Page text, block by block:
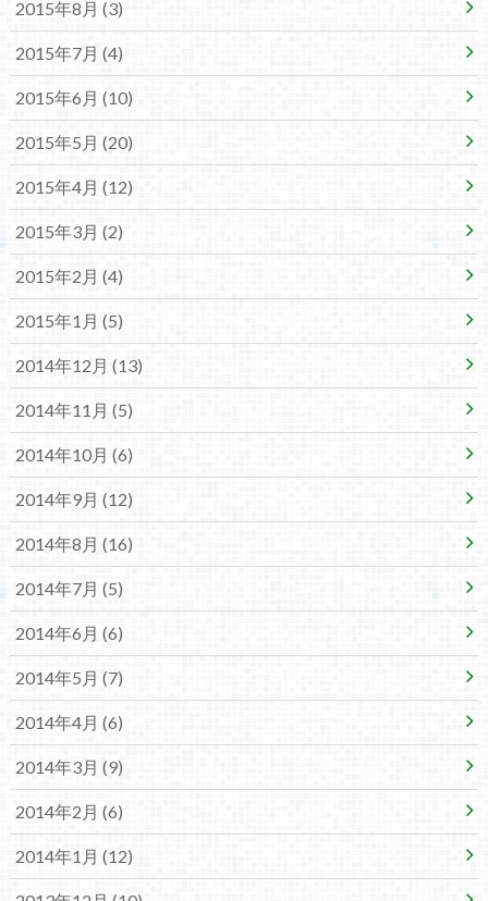
2015年8月 (3)
2015年7月 (4)
2015年6月 (10)
2015年5月 (20)
2015年4月 (12)
2015年3月 (2)
2015年2月 (4)
2015年1月 (5)
2014年12月 (13)
2014年11月 (5)
2014年10月 (6)
2014年9月 (12)
2014年8月 (16)
2014年7月 (5)
2014年6月 (6)
2014年5月 (7)
2014年4月 (6)
2014年3月 (9)
2014年2月 (6)
2014年1月 (12)